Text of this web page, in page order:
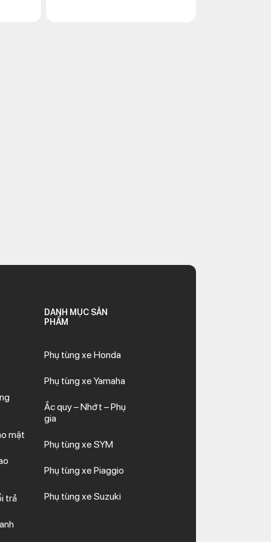
mật
trả
DANH MỤC SẢN
PHẨM
Phụ tùng xe Honda
Phụ tùng xe Yamaha
Ắc quy – Nhớt – Phụ
gia
Phụ tùng xe SYM
Phụ tùng xe Piaggio
Phụ tùng xe Suzuki